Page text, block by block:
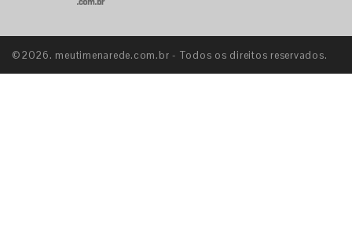
©2026. meutimenarede.com.br - Todos os direitos reservados.